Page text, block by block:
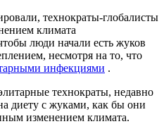
технократы-глобалисты
климата
люди начали есть жуков
несмотря на то, что
инфекциями .
технократы, недавно
диету с жуками, как бы они
изменением климата.